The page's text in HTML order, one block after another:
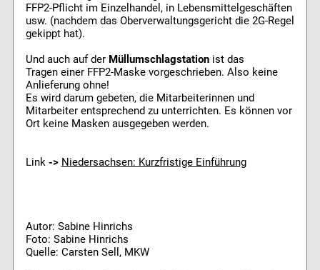
FFP2-Pflicht im Einzelhandel, in Lebensmittelgeschäften
usw. (nachdem das Oberverwaltungsgericht die 2G-Regel
gekippt hat).
Und auch auf der Müllumschlagstationist das
Tragen einer FFP2-Maske vorgeschrieben. Also keine
Anlieferung ohne!
Es wird darum gebeten, die Mitarbeiterinnen und
Mitarbeiter entsprechend zu unterrichten. Es können vor
Ort keine Masken ausgegeben werden.
Link -> Niedersachsen: Kurzfristige Einführung
Autor: Sabine Hinrichs
Foto: Sabine Hinrichs
Quelle: Carsten Sell, MKW